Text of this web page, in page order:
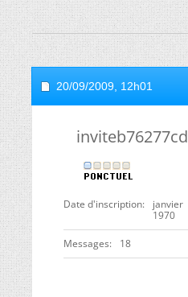
20/09/2009, 12h01
inviteb76277cd
Date d'inscription
janvier
1970
Messages 18